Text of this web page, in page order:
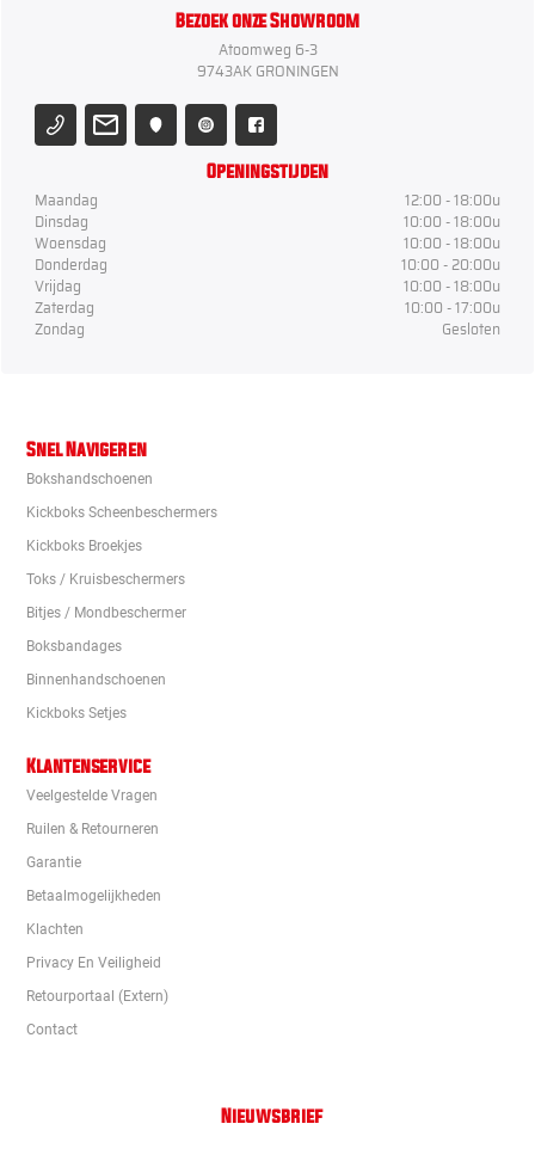
Bezoek onze Showroom
Atoomweg 6-3
9743AK GRONINGEN
Openingstijden
Maandag
12:00 - 18:00u
Dinsdag
10:00 - 18:00u
Woensdag
10:00 - 18:00u
Donderdag
10:00 - 20:00u
Vrijdag
10:00 - 18:00u
Zaterdag
10:00 - 17:00u
Zondag
Gesloten
Snel Navigeren
Bokshandschoenen
Kickboks Scheenbeschermers
Kickboks Broekjes
Toks / Kruisbeschermers
Bitjes / Mondbeschermer
Boksbandages
Binnenhandschoenen
Kickboks Setjes
Klantenservice
Veelgestelde Vragen
Ruilen & Retourneren
Garantie
Betaalmogelijkheden
Klachten
Privacy En Veiligheid
Retourportaal (extern)
Contact
Nieuwsbrief